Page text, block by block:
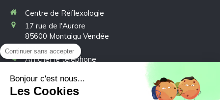
Centre de Réflexologie
17 rue de l'Aurore
85600 Montaigu Vendée
France
Afficher le téléphone
Prendre rendez-vous
Continuer sans accepter
Bonjour c'est nous...
Les Cookies